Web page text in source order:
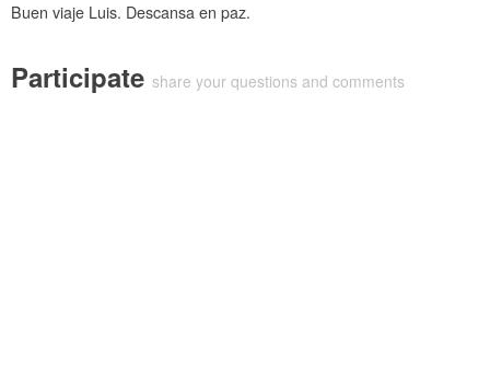
Buen viaje Luis. Descansa en paz.
Participate share your questions and comments